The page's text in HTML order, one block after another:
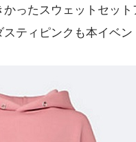
ったスウェットセッ
ティピンクも本イベン